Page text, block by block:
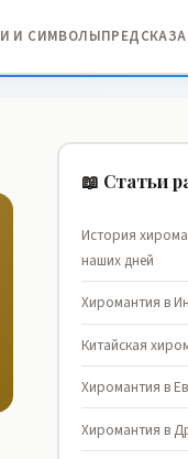
И СИМВОЛЫ
📖 Статьи
История
наших дней
Хиромантия в
Китайская
Хиромантия в
Хиромантия в